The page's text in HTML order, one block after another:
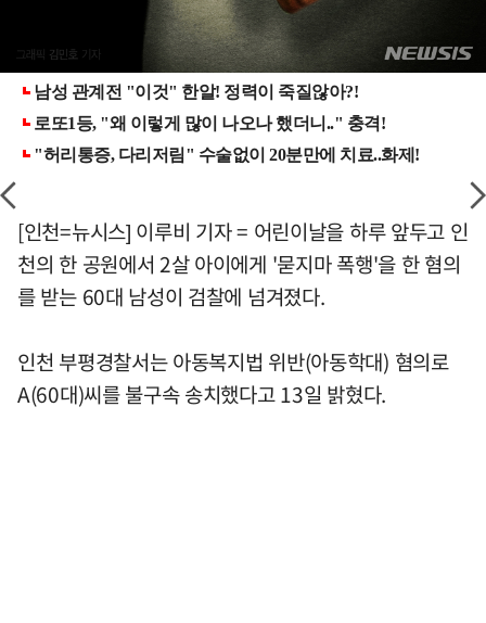
[인천=뉴시스] 이루비 기자 = 어린이날을 하루 앞두고 인
천의 한 공원에서 2살 아이에게 '묻지마 폭행'을 한 혐의
를 받는 60대 남성이 검찰에 넘겨졌다.
인천 부평경찰서는 아동복지법 위반(아동학대) 혐의로
A(60대)씨를 불구속 송치했다고 13일 밝혔다.